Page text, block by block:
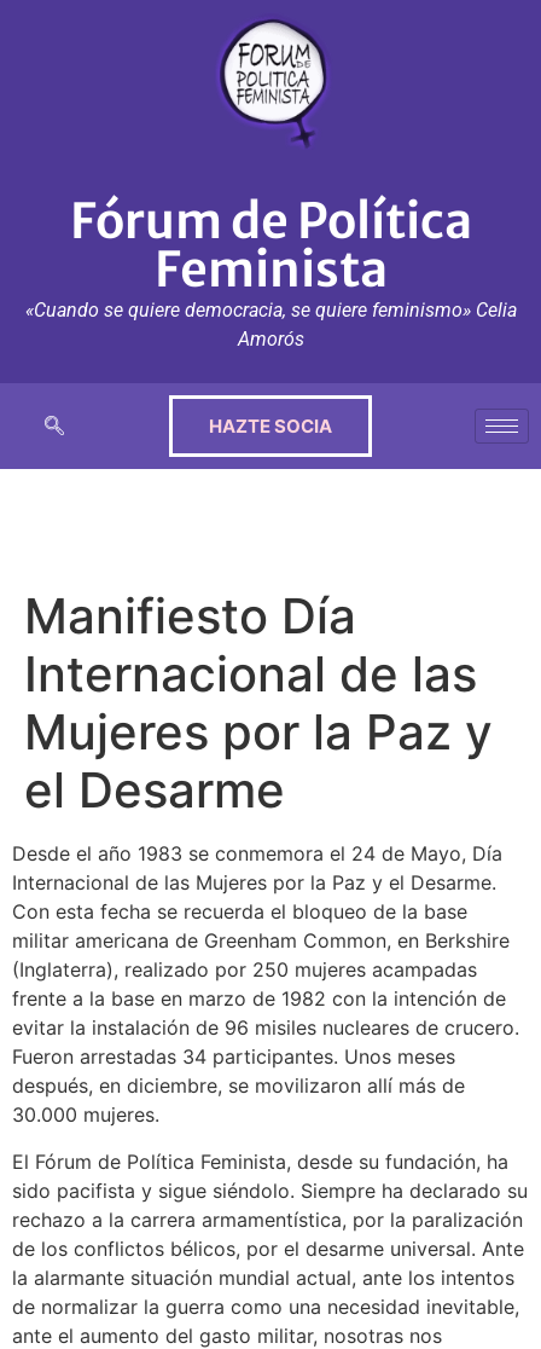
Fórum de Política
Feminista
«Cuando se quiere democracia, se quiere feminismo» Celia
Amorós
HAZTE SOCIA
Manifiesto Día
Internacional de las
Mujeres por la Paz y
el Desarme
Desde el año 1983 se conmemora el 24 de Mayo, Día
Internacional de las Mujeres por la Paz y el Desarme.
Con esta fecha se recuerda el bloqueo de la base
militar americana de Greenham Common, en Berkshire
(Inglaterra), realizado por 250 mujeres acampadas
frente a la base en marzo de 1982 con la intención de
evitar la instalación de 96 misiles nucleares de crucero.
Fueron arrestadas 34 participantes. Unos meses
después, en diciembre, se movilizaron allí más de
30.000 mujeres.
El Fórum de Política Feminista, desde su fundación, ha
sido pacifista y sigue siéndolo. Siempre ha declarado su
rechazo a la carrera armamentística, por la paralización
de los conflictos bélicos, por el desarme universal. Ante
la alarmante situación mundial actual, ante los intentos
de normalizar la guerra como una necesidad inevitable,
ante el aumento del gasto militar, nosotras nos